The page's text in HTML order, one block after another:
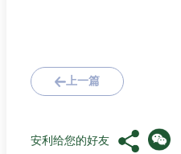
上一篇
安利给您的好友